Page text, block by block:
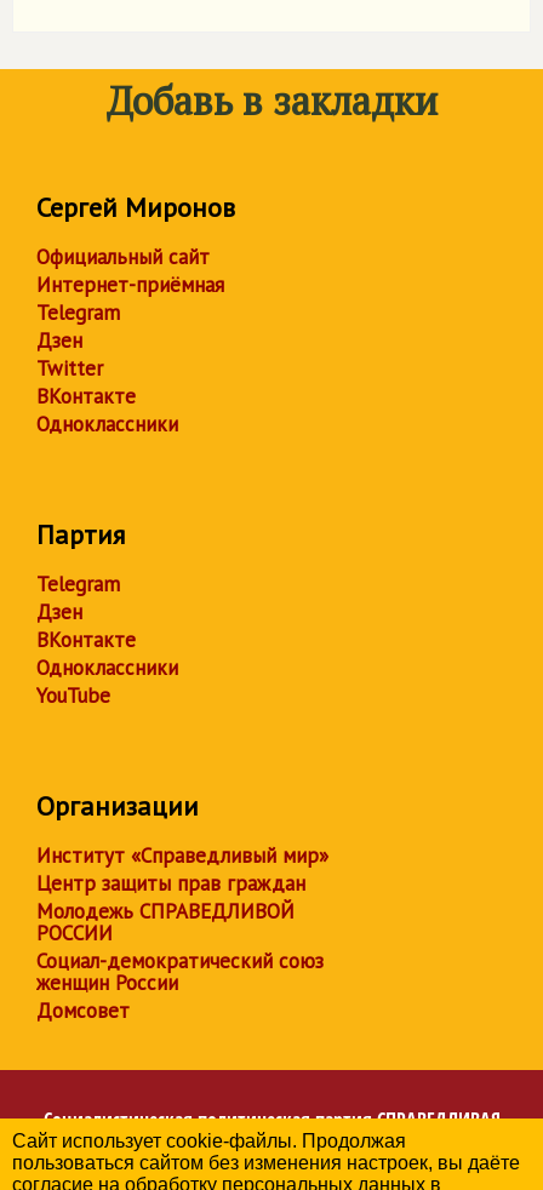
Добавь в закладки
Сергей Миронов
Официальный сайт
Интернет-приёмная
Telegram
Дзен
Twitter
ВКонтакте
Одноклассники
Партия
Telegram
Дзен
ВКонтакте
Одноклассники
YouTube
Организации
Институт «Справедливый мир»
Центр защиты прав граждан
Молодежь СПРАВЕДЛИВОЙ
РОССИИ
Социал-демократический союз
женщин России
Домсовет
Социалистическая политическая партияСПРАВЕДЛИВАЯ
РОССИЯ
Региональное отделение партии в Республике Крым
Сайт использует cookie-файлы. Продолжая
пользоваться сайтом без изменения настроек, вы даёте
согласие на обработку персональных данных в